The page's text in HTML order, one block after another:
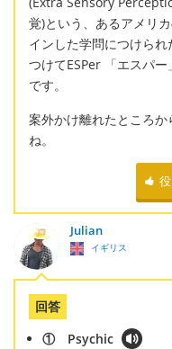
覚)という、あるアメリ
インした学問につけら
つけてESPer 「エスパ
です。
案外かけ離れたところ
ね。
Julian
イギリス
回答
① Psychic